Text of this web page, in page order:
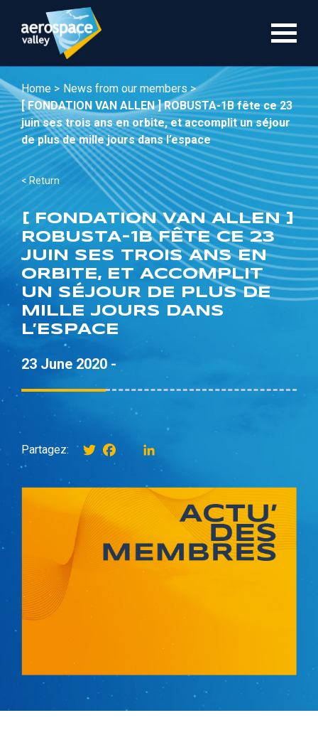
main
Home > News from our members >
[ FONDATION VAN ALLEN ] ROBUSTA-1B fête ce 23
juin ses trois ans en orbite, et accomplit un séjour
de plus de mille jours dans l’espace
< Return
[ FONDATION VAN ALLEN ]
ROBUSTA-1B FÊTE CE 23
JUIN SES TROIS ANS EN
ORBITE, ET ACCOMPLIT
UN SÉJOUR DE PLUS DE
MILLE JOURS DANS
L’ESPACE
23 June 2020 -
Partagez: TwitterFacebookinstagram